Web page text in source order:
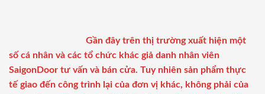
Gần đây trên thị trường xuất hiện một
số cá nhân và các tổ chức khác giả danh nhân viên
SaigonDoor tư vấn và bán cửa. Tuy nhiên sản phẩm thực
tế giao đến công trình lại của đơn vị khác, không phải của